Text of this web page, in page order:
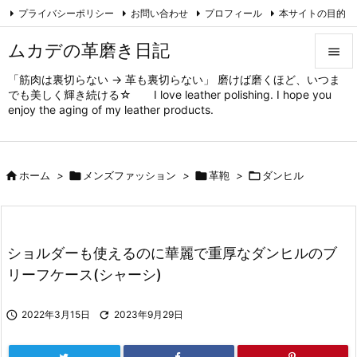
ムカデの革磨き日記
「筋肉は裏切らない → 革も裏切らない」 磨けば磨くほど、いつま
でも美しく輝き続ける☆ I love leather polishing. I hope you
enjoy the aging of my leather products.


メニュ
サイド


検索
プライバシーポリシー お問い合わせ プロフィール 本サイトの目的
ムカデの趣味 
ホーム >  メンズファッション > 革鞄 > ダンヒル
ショルダーも使えるのに華麗で重厚なダンヒルのブ
リーフケース(シャーシ)
 2022年3月15日  2023年9月29日